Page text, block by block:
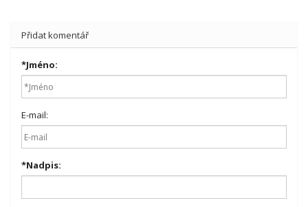
Přidat komentář
*Jméno:
E-mail:
*Nadpis: